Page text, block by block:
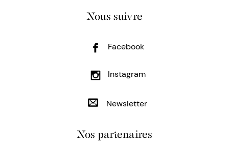
Nous suivre
Facebook
Instagram
Newsletter
Nos partenaires